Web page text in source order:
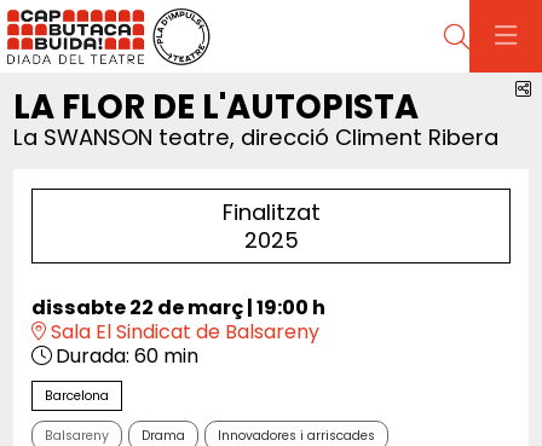
Cerca
LA FLOR DE L'AUTOPISTA
La SWANSON teatre, direcció Climent Ribera
Finalitzat
2025
dissabte 22 de març|19:00 h
Sala El Sindicat de Balsareny
Durada: 60 min
Barcelona
Balsareny Drama Innovadores i arriscades